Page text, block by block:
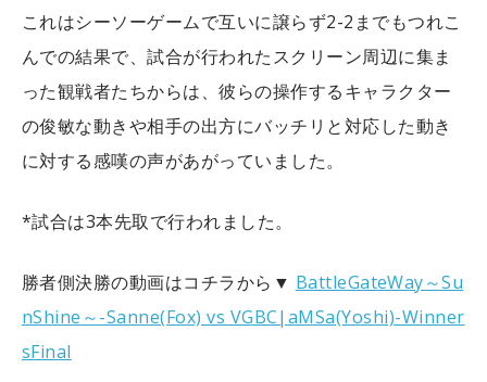
これはシーソーゲームで互いに譲らず2-2までもつれこ
んでの結果で、試合が行われたスクリーン周辺に集ま
った観戦者たちからは、彼らの操作するキャラクター
の俊敏な動きや相手の出方にバッチリと対応した動き
に対する感嘆の声があがっていました。
*試合は3本先取で行われました。
勝者側決勝の動画はコチラから▼ BattleGateWay～Su
nShine～-Sanne(Fox) vs VGBC|aMSa(Yoshi)-Winner
sFinal